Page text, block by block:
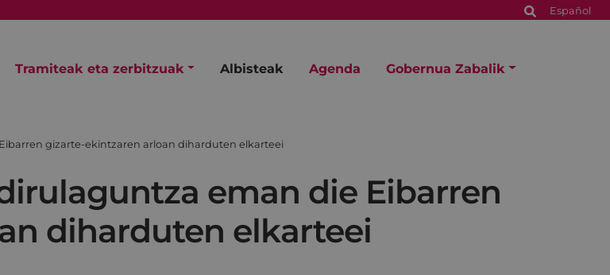
Español
Tramiteak eta zerbitzuak Albisteak Agenda Gobernua Zabalik
gizarte-ekintzaren arloan diharduten elkarteei
eman die Eibarren
diharduten elkarteei